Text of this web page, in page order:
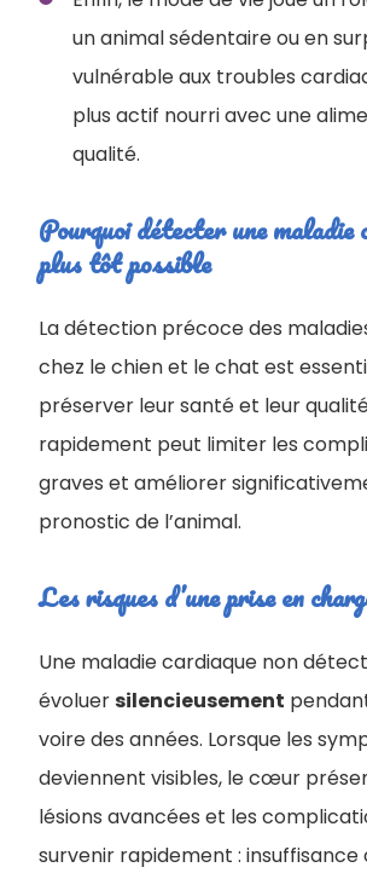
un animal sédentaire ou en
vulnérable aux troubles
plus actif nourri avec une
qualité.
Pourquoi détecter une maladie
plus tôt possible
La détection précoce des
chez le chien et le chat est
préserver leur santé et leur
rapidement peut limiter les
graves et améliorer
pronostic de l’animal.
Les risques d’une prise en
Une maladie cardiaque non
évoluersilencieusement
voire des années. Lorsque les
deviennent visibles, le cœur
lésions avancées et les
survenir rapidement : insuffisance